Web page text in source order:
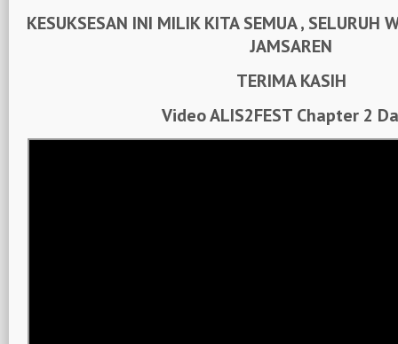
KESUKSESAN INI MILIK KITA SEMUA , SELURUH
JAMSAREN
TERIMA KASIH
Video ALIS2FEST Chapter 2